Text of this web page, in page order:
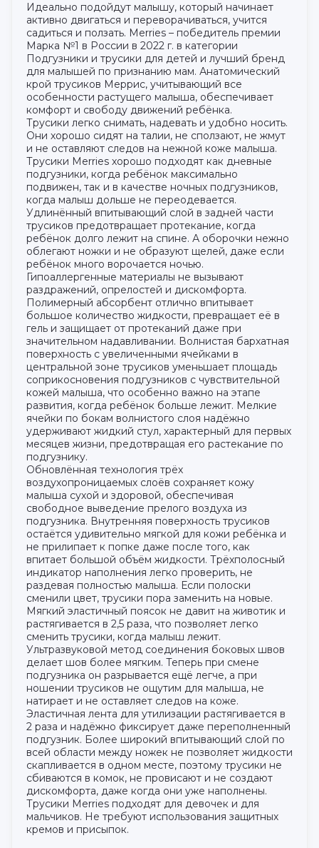
Идеально подойдут малышу, который начинает
активно двигаться и переворачиваться, учится
садиться и ползать. Merries – победитель премии
Марка №1 в России в 2022 г. в категории
Подгузники и трусики для детей и лучший бренд
для малышей по признанию мам. Анатомический
крой трусиков Меррис, учитывающий все
особенности растущего малыша, обеспечивает
комфорт и свободу движений ребёнка.
Трусики легко снимать, надевать и удобно носить.
Они хорошо сидят на талии, не сползают, не жмут
и не оставляют следов на нежной коже малыша.
Трусики Merries хорошо подходят как дневные
подгузники, когда ребёнок максимально
подвижен, так и в качестве ночных подгузников,
когда малыш дольше не переодевается.
Удлинённый впитывающий слой в задней части
трусиков предотвращает протекание, когда
ребёнок долго лежит на спине. А оборочки нежно
облегают ножки и не образуют щелей, даже если
ребёнок много ворочается ночью.
Гипоаллергенные материалы не вызывают
раздражений, опрелостей и дискомфорта.
Полимерный абсорбент отлично впитывает
большое количество жидкости, превращает её в
гель и защищает от протеканий даже при
значительном надавливании. Волнистая бархатная
поверхность с увеличенными ячейками в
центральной зоне трусиков уменьшает площадь
соприкосновения подгузников с чувствительной
кожей малыша, что особенно важно на этапе
развития, когда ребёнок больше лежит. Мелкие
ячейки по бокам волнистого слоя надёжно
удерживают жидкий стул, характерный для первых
месяцев жизни, предотвращая его растекание по
подгузнику.
Обновлённая технология трёх
воздухопроницаемых слоёв сохраняет кожу
малыша сухой и здоровой, обеспечивая
свободное выведение прелого воздуха из
подгузника. Внутренняя поверхность трусиков
остаётся удивительно мягкой для кожи ребёнка и
не прилипает к попке даже после того, как
впитает большой объём жидкости. Трёхполосный
индикатор наполнения легко проверить, не
раздевая полностью малыша. Если полоски
сменили цвет, трусики пора заменить на новые.
Мягкий эластичный поясок не давит на животик и
растягивается в 2,5 раза, что позволяет легко
сменить трусики, когда малыш лежит.
Ультразвуковой метод соединения боковых швов
делает шов более мягким. Теперь при смене
подгузника он разрывается ещё легче, а при
ношении трусиков не ощутим для малыша, не
натирает и не оставляет следов на коже.
Эластичная лента для утилизации растягивается в
2 раза и надёжно фиксирует даже переполненный
подгузник. Более широкий впитывающий слой по
всей области между ножек не позволяет жидкости
скапливается в одном месте, поэтому трусики не
сбиваются в комок, не провисают и не создают
дискомфорта, даже когда они уже наполнены.
Трусики Merries подходят для девочек и для
мальчиков. Не требуют использования защитных
кремов и присыпок.